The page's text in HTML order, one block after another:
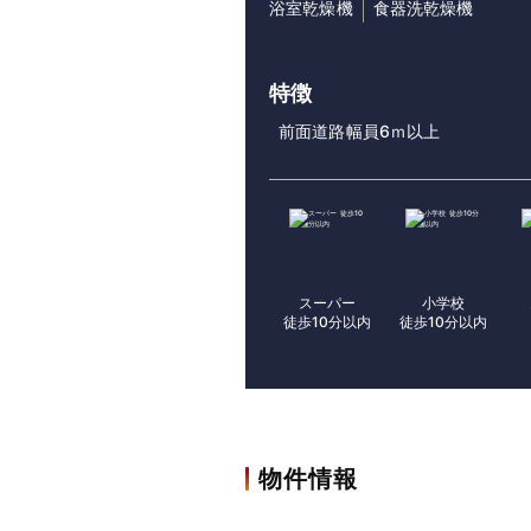
浴室乾燥機 食器洗乾燥機
特徴
前面道路幅員6ｍ以上
スーパー
徒歩10分以内
小学校
徒歩10分以内
物件情報